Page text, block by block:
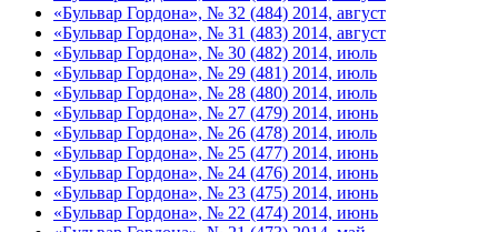
«Бульвар Гордона», № 32 (484) 2014, август
«Бульвар Гордона», № 31 (483) 2014, август
«Бульвар Гордона», № 30 (482) 2014, июль
«Бульвар Гордона», № 29 (481) 2014, июль
«Бульвар Гордона», № 28 (480) 2014, июль
«Бульвар Гордона», № 27 (479) 2014, июнь
«Бульвар Гордона», № 26 (478) 2014, июль
«Бульвар Гордона», № 25 (477) 2014, июнь
«Бульвар Гордона», № 24 (476) 2014, июнь
«Бульвар Гордона», № 23 (475) 2014, июнь
«Бульвар Гордона», № 22 (474) 2014, июнь